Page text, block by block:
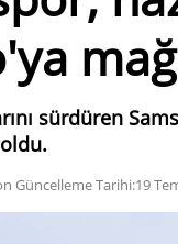
sürdüren
Güncelleme Tarihi:19